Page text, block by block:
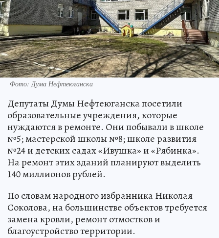
Фото: Дума Нефтеюганска
Депутаты Думы Нефтеюганска посетили
образовательные учреждения, которые
нуждаются в ремонте. Они побывали в школе
№5; мастерской школы №8; школе развития
№24 и детских садах «Ивушка» и «Рябинка».
На ремонт этих зданий планируют выделить
140 миллионов рублей.
По словам народного избранника Николая
Соколова, на большинстве объектов требуется
замена кровли, ремонт отмостков и
благоустройство территории.